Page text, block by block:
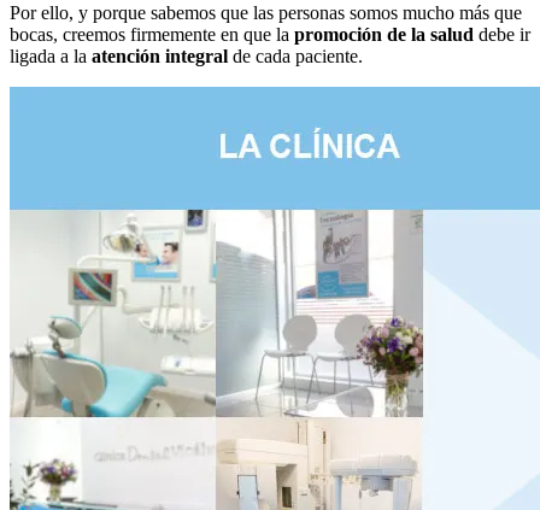
Por ello, y porque sabemos que las personas somos mucho más que
bocas, creemos firmemente en que la promoción de la salud debe ir
ligada a la atención integral de cada paciente.